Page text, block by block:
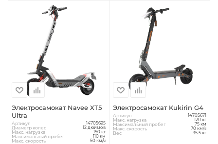
Электросамокат Navee XT5
Ultra
Артикул 14705695
Диаметр колес 12 дюймов
Макс. нагрузка 150 кг
Максимальный пробег 110 км
Макс. скорость 50 км/ч
Электросамокат Kukirin G4
Артикул 14705671
Макс. нагрузка 120 кг
Максимальный пробег 75 км
Макс. скорость 70 км/ч
Вес 35.5 кг